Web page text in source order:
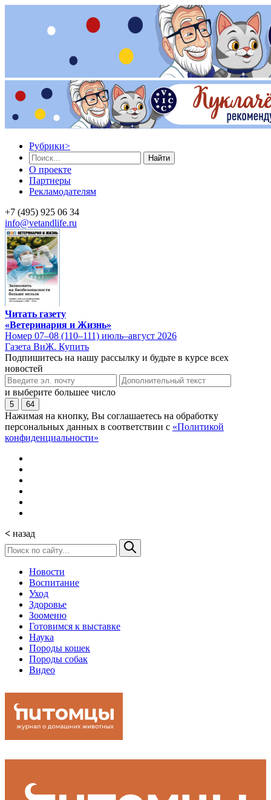
Рубрики>
Найти
О проекте
Партнеры
Рекламодателям
+7 (495) 925 06 34
info@vetandlife.ru
Читать газету
«Ветеринария и Жизнь»
Номер 07–08 (110–111) июль–август 2026
Газета ВиЖ. Купить
Подпишитесь на нашу рассылку и будьте в курсе всех
новостей
и выберите большее число
5 64
Нажимая на кнопку, Вы соглашаетесь на обработку
персональных данных в соответствии с «Политикой
конфиденциальности»
< назад
Новости
Воспитание
Уход
Здоровье
Зооменю
Готовимся к выставке
Наука
Породы кошек
Породы собак
Видео